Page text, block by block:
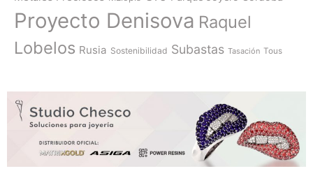
Proyecto Denisova Raquel
Lobelos Rusia Sostenibilidad Subastas Tasación Tous